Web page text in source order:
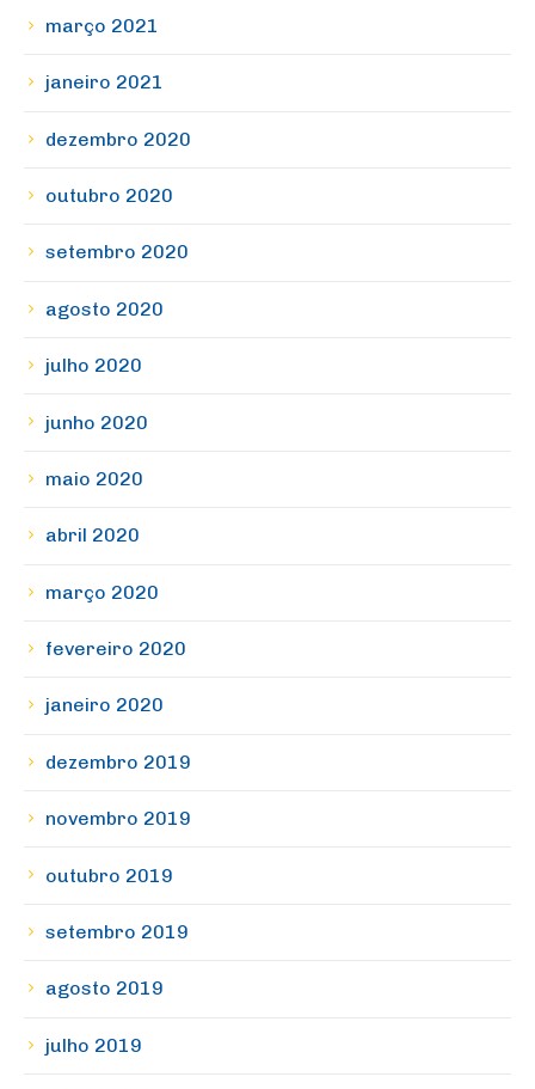
março 2021
janeiro 2021
dezembro 2020
outubro 2020
setembro 2020
agosto 2020
julho 2020
junho 2020
maio 2020
abril 2020
março 2020
fevereiro 2020
janeiro 2020
dezembro 2019
novembro 2019
outubro 2019
setembro 2019
agosto 2019
julho 2019